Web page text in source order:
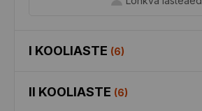
I KOOLIASTE (6)
II KOOLIASTE (6)